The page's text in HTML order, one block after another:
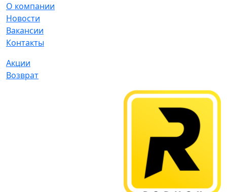
О компании
Новости
Вакансии
Контакты
Акции
Возврат